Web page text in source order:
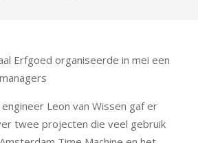
Erfgoed organiseerde in mei een
Leon van Wissen gaf er
twee projecten die veel gebruik